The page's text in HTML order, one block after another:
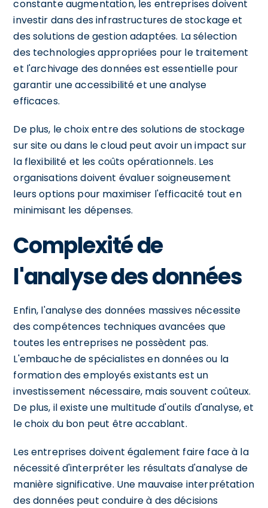
constante augmentation, les entreprises doivent
investir dans des infrastructures de stockage et
des solutions de gestion adaptées. La sélection
des technologies appropriées pour le traitement
et l'archivage des données est essentielle pour
garantir une accessibilité et une analyse
efficaces.
De plus, le choix entre des solutions de stockage
sur site ou dans le cloud peut avoir un impact sur
la flexibilité et les coûts opérationnels. Les
organisations doivent évaluer soigneusement
leurs options pour maximiser l'efficacité tout en
minimisant les dépenses.
Complexité de
l'analyse des données
Enfin, l'analyse des données massives nécessite
des compétences techniques avancées que
toutes les entreprises ne possèdent pas.
L'embauche de spécialistes en données ou la
formation des employés existants est un
investissement nécessaire, mais souvent coûteux.
De plus, il existe une multitude d'outils d'analyse, et
le choix du bon peut être accablant.
Les entreprises doivent également faire face à la
nécessité d'interpréter les résultats d'analyse de
manière significative. Une mauvaise interprétation
des données peut conduire à des décisions